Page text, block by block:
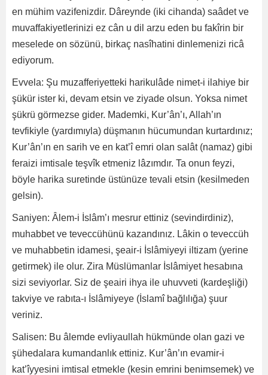
en mühim vazifenizdir. Dâreynde (iki cihanda) saâdet ve
muvaffakiyetlerinizi ez cân u dil arzu eden bu fakîrin bir
meselede on sözünü, birkaç nasîhatini dinlemenizi ricâ
ediyorum.
Evvela: Şu muzafferiyetteki harikulâde nimet-i ilahiye bir
şükür ister ki, devam etsin ve ziyade olsun. Yoksa nimet
şükrü görmezse gider. Mademki, Kur’ân’ı, Allah’ın
tevfikiyle (yardımıyla) düşmanın hücumundan kurtardınız;
Kur’ân’ın en sarih ve en kat’î emri olan salât (namaz) gibi
feraizi imtisale teşvîk etmeniz lâzımdır. Ta onun feyzi,
böyle harika suretinde üstünüze tevali etsin (kesilmeden
gelsin).
Saniyen: Âlem-i İslâm’ı mesrur ettiniz (sevindirdiniz),
muhabbet ve teveccühünü kazandınız. Lâkin o teveccüh
ve muhabbetin idamesi, şeair-i İslâmiyeyi iltizam (yerine
getirmek) ile olur. Zira Müslümanlar İslâmiyet hesabına
sizi seviyorlar. Siz de şeairi ihya ile uhuvveti (kardeşliği)
takviye ve rabıta-ı İslâmiyeye (İslamî bağlılığa) şuur
veriniz.
Salisen: Bu âlemde evliyaullah hükmünde olan gazi ve
şühedalara kumandanlık ettiniz. Kur’ân’ın evamir-i
kat’îyyesini imtisal etmekle (kesin emrini benimsemek) ve